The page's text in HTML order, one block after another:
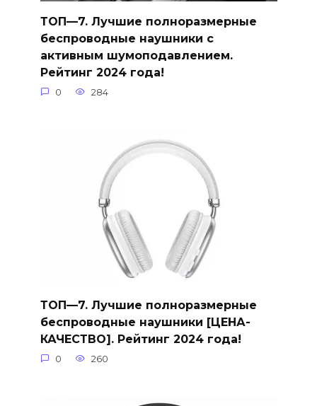
ТОП—7. Лучшие полноразмерные
беспроводные наушники с
активным шумоподавлением.
Рейтинг 2024 года!
0 284
ТОП—7. Лучшие полноразмерные
беспроводные наушники [ЦЕНА-
КАЧЕСТВО]. Рейтинг 2024 года!
0 260